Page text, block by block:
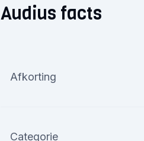
Audius facts
Afkorting
Categorie